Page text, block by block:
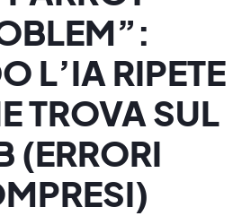
L’IA RIPETE
TROVA SUL
(ERRORI